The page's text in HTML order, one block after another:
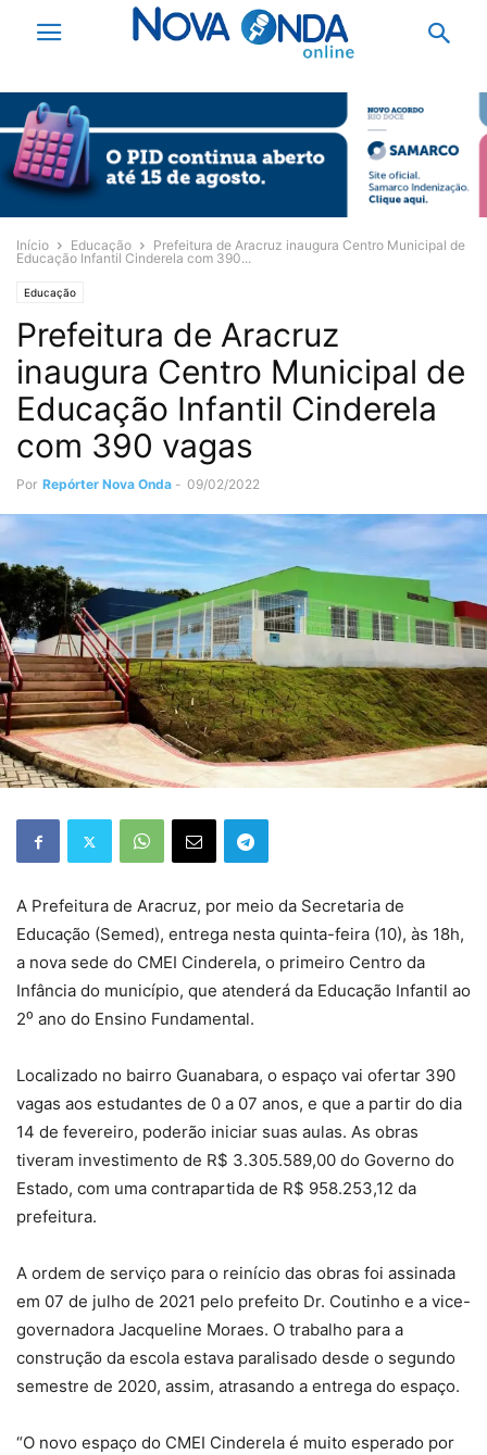
Início Educação
Prefeitura de Aracruz inaugura Centro Municipal de
Educação Infantil Cinderela com 390...
Educação
Prefeitura de Aracruz
inaugura Centro Municipal de
Educação Infantil Cinderela
com 390 vagas
Por Repórter Nova Onda - 09/02/2022
A Prefeitura de Aracruz, por meio da Secretaria de
Educação (Semed), entrega nesta quinta-feira (10), às 18h,
a nova sede do CMEI Cinderela, o primeiro Centro da
Infância do município, que atenderá da Educação Infantil ao
2⁰ ano do Ensino Fundamental.
Localizado no bairro Guanabara, o espaço vai ofertar 390
vagas aos estudantes de 0 a 07 anos, e que a partir do dia
14 de fevereiro, poderão iniciar suas aulas. As obras
tiveram investimento de R$ 3.305.589,00 do Governo do
Estado, com uma contrapartida de R$ 958.253,12 da
prefeitura.
A ordem de serviço para o reinício das obras foi assinada
em 07 de julho de 2021 pelo prefeito Dr. Coutinho e a vice-
governadora Jacqueline Moraes. O trabalho para a
construção da escola estava paralisado desde o segundo
semestre de 2020, assim, atrasando a entrega do espaço.
“O novo espaço do CMEI Cinderela é muito esperado por